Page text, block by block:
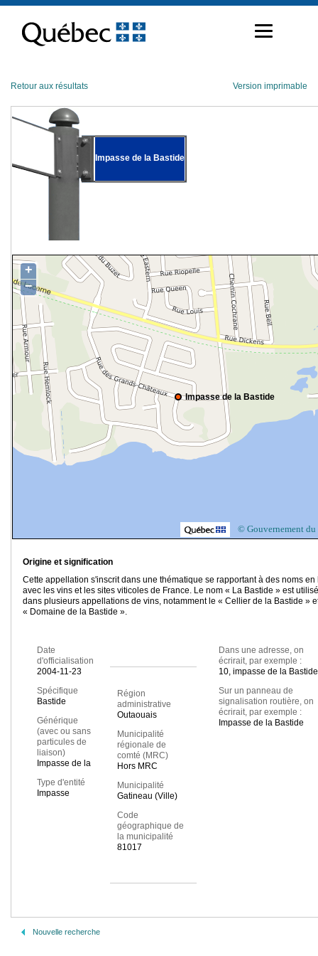
contenu
Retour aux résultats Version imprimable
Impasse de la Bastide
Impasse de la Bastide
+
−
© Gouvernement du
Origine et signification
Cette appellation s'inscrit dans une thématique se rapportant à des noms en
avec les vins et les sites viticoles de France. Le nom « La Bastide » est utilisé
dans plusieurs appellations de vins, notamment le « Cellier de la Bastide »
« Domaine de la Bastide ».
Date
d'officialisation
2004-11-23
Spécifique
Bastide
Générique
(avec ou sans
particules de
liaison)
Impasse de la
Type d'entité
Impasse
Région
administrative
Outaouais
Municipalité
régionale de
comté (MRC)
Hors MRC
Municipalité
Gatineau (Ville)
Code
géographique de
la municipalité
81017
Dans une adresse, on
écrirait, par exemple :
10, impasse de la Bastide
Sur un panneau de
signalisation routière, on
écrirait, par exemple :
Impasse de la Bastide
Nouvelle recherche